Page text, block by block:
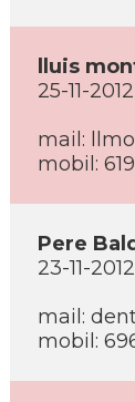
lluis
25-11-2012
mail:
mobil:
Pere
23-11-2012
mail:
mobil: